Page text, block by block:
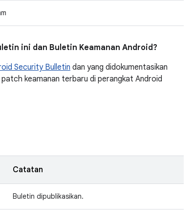
ini dan Buletin Keamanan Android?
Security Bulletin dan yang didokumentasikan
keamanan terbaru di perangkat Android
Catatan
Buletin dipublikasikan.